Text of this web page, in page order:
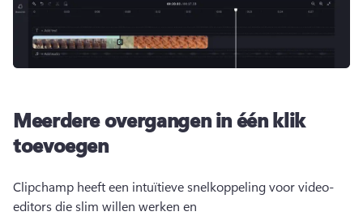
Meerdere overgangen in één klik
toevoegen
Clipchamp heeft een intuïtieve snelkoppeling voor video-
editors die slim willen werken en